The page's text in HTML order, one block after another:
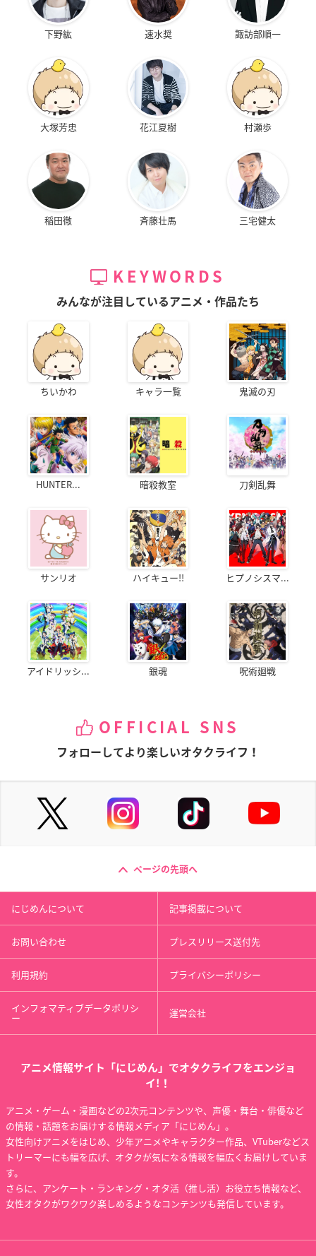
下野紘 速水奨 諏訪部順一
大塚芳忠 花江夏樹 村瀬歩
稲田徹 斉藤壮馬 三宅健太
KEYWORDS
みんなが注目しているアニメ・作品たち
ちいかわ キャラ一覧 鬼滅の刃
HUNTER... 暗殺教室 刀剣乱舞
サンリオ ハイキュー!! ヒプノシスマ...
アイドリッシ... 銀魂 呪術廻戦
OFFICIAL SNS
フォローしてより楽しいオタクライフ！
ページの先頭へ
にじめんについて 記事掲載について
お問い合わせ プレスリリース送付先
利用規約 プライバシーポリシー
インフォマティブデータポリシ
ー 運営会社
アニメ情報サイト「にじめん」でオタクライフをエンジョ
イ!！
アニメ・ゲーム・漫画などの2次元コンテンツや、声優・舞台・俳優など
の情報・話題をお届けする情報メディア「にじめん」。
女性向けアニメをはじめ、少年アニメやキャラクター作品、VTuberなどス
トリーマーにも幅を広げ、オタクが気になる情報を幅広くお届けしていま
す。
さらに、アンケート・ランキング・オタ活（推し活）お役立ち情報など、
女性オタクがワクワク楽しめるようなコンテンツも発信しています。